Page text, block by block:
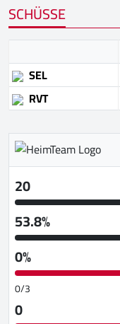
SCHÜSSE
SEL
RVT
20
53.8%
0%
0/3
0